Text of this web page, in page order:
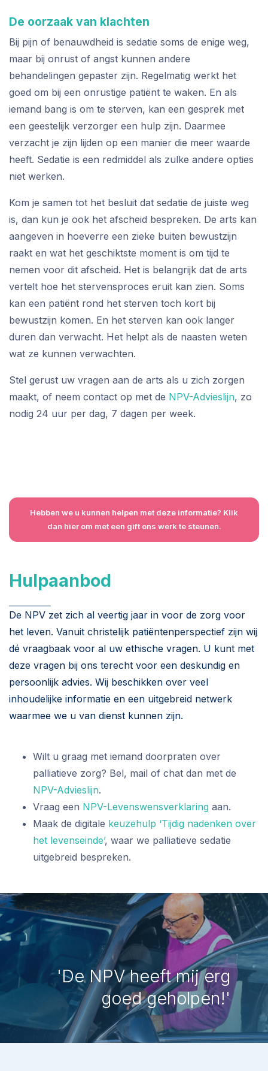
De oorzaak van klachten
Bij pijn of benauwdheid is sedatie soms de enige weg,
maar bij onrust of angst kunnen andere
behandelingen gepaster zijn. Regelmatig werkt het
goed om bij een onrustige patiënt te waken. En als
iemand bang is om te sterven, kan een gesprek met
een geestelijk verzorger een hulp zijn. Daarmee
verzacht je zijn lijden op een manier die meer waarde
heeft. Sedatie is een redmiddel als zulke andere opties
niet werken.
Kom je samen tot het besluit dat sedatie de juiste weg
is, dan kun je ook het afscheid bespreken. De arts kan
aangeven in hoeverre een zieke buiten bewustzijn
raakt en wat het geschiktste moment is om tijd te
nemen voor dit afscheid. Het is belangrijk dat de arts
vertelt hoe het stervensproces eruit kan zien. Soms
kan een patiënt rond het sterven toch kort bij
bewustzijn komen. En het sterven kan ook langer
duren dan verwacht. Het helpt als de naasten weten
wat ze kunnen verwachten.
Stel gerust uw vragen aan de arts als u zich zorgen
maakt, of neem contact op met de NPV-Advieslijn, zo
nodig 24 uur per dag, 7 dagen per week.
Hebben we u kunnen helpen met deze informatie? Klik
dan hier om met een gift ons werk te steunen.
Hulpaanbod
De NPV zet zich al veertig jaar in voor de zorg voor
het leven. Vanuit christelijk patiëntenperspectief zijn wij
dé vraagbaak voor al uw ethische vragen. U kunt met
deze vragen bij ons terecht voor een deskundig en
persoonlijk advies. Wij beschikken over veel
inhoudelijke informatie en een uitgebreid netwerk
waarmee we u van dienst kunnen zijn.
Wilt u graag met iemand doorpraten over
palliatieve zorg? Bel, mail of chat dan met de
NPV-Advieslijn.
Vraag een NPV-Levenswensverklaring aan.
Maak de digitale keuzehulp ‘Tijdig nadenken over
het levenseinde’, waar we palliatieve sedatie
uitgebreid bespreken.
'De NPV heeft mij erg
goed geholpen!'